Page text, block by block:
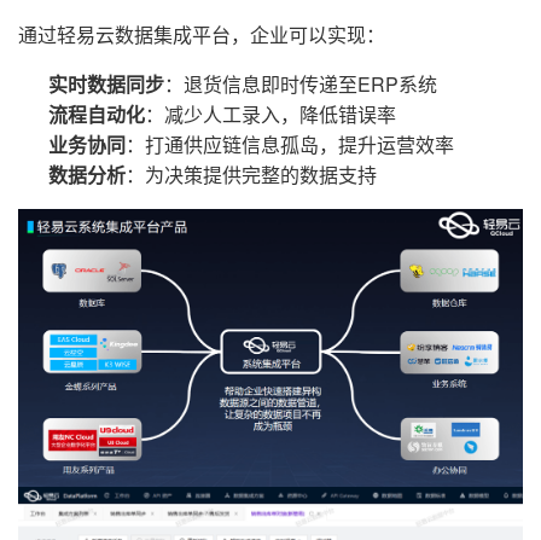
通过轻易云数据集成平台，企业可以实现：
实时数据同步：退货信息即时传递至ERP系统
流程自动化：减少人工录入，降低错误率
业务协同：打通供应链信息孤岛，提升运营效率
数据分析：为决策提供完整的数据支持